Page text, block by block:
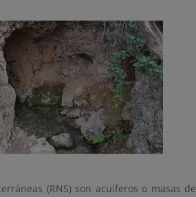
(RNS) son acuíferos o masas de